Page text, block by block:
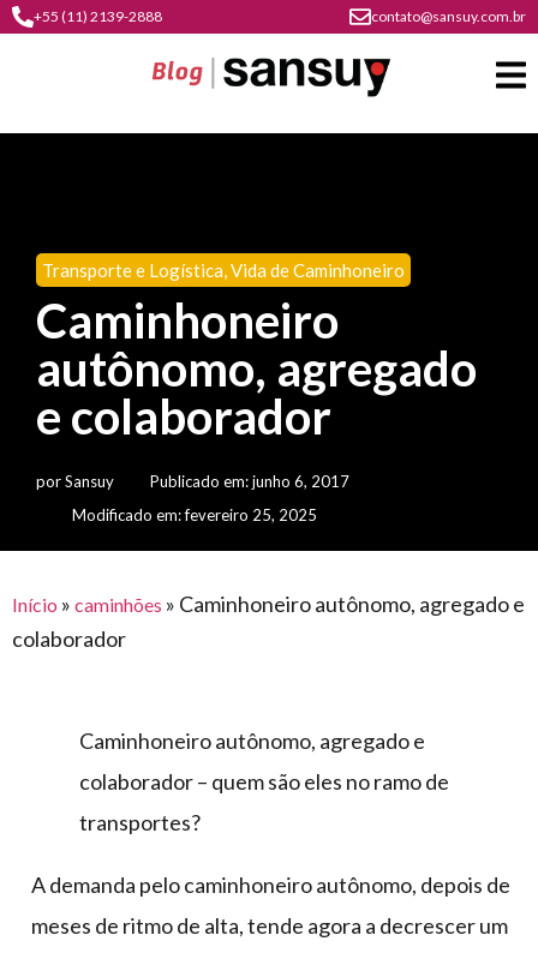
+55 (11) 2139-2888 contato@sansuy.com.br
contato
cultura
do
plástico
institucional
materiais
gratuitos
eventos
Agronegócio
psicultura
soluções
em
soluções
para
agronegócio
Coberturas
barracas
toldos
comunicação
visual
construção
civil
mercado
automotivo
móveis,
epi's
e
Transporte
e logística
armazenagem
lonas
caminhoneiro
Transporte e Logística,Vida de Caminhoneiro
Caminhoneiro
autônomo, agregado
e colaborador
porSansuy Publicado em:junho 6, 2017
Modificado em: fevereiro 25, 2025
Início » caminhões » Caminhoneiro autônomo, agregado e
colaborador
Caminhoneiro autônomo, agregado e
colaborador – quem são eles no ramo de
transportes?
A demanda pelo caminhoneiro autônomo, depois de
meses de ritmo de alta, tende agora a decrescer um